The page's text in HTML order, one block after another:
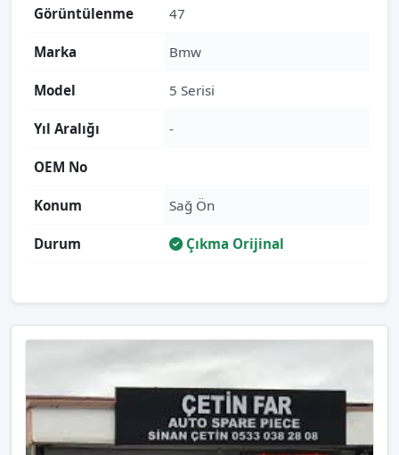
Görüntülenme 47
Marka Bmw
Model 5 Serisi
Yıl Aralığı -
OEM No
Konum Sağ Ön
Durum Çıkma Orijinal